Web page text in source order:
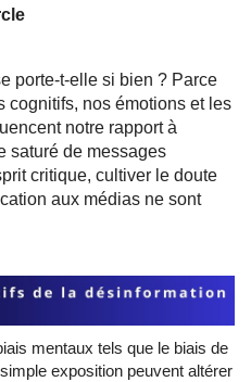
porte-t-elle si bien ? Parce
cognitifs, nos émotions et les
notre rapport à
saturé de messages
critique, cultiver le doute
aux médias ne sont
mentaux tels que le biais de
exposition peuvent altérer